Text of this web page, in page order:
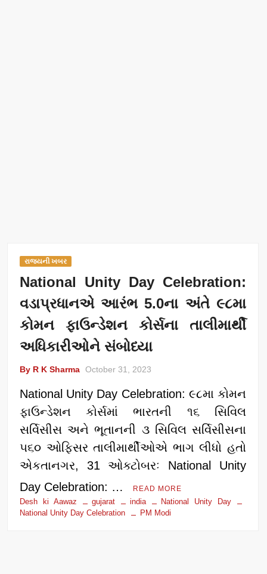
રાજ્યની ખબર
National Unity Day Celebration:
વડાપ્રધાનએ આરંભ 5.0ના અંતે ૯૮મા
કોમન ફાઉન્ડેશન કોર્સના તાલીમાર્થી
અધિકારીઓને સંબોધ્યા
By R K Sharma October 31, 2023
National Unity Day Celebration: ૯૮મા કોમન
ફાઉન્ડેશન કોર્સમાં ભારતની ૧૬ સિવિલ
સર્વિસીસ અને ભૂતાનની ૩ સિવિલ સર્વિસીસના
૫૬૦ ઓફિસર તાલીમાર્થીઓએ ભાગ લીધો હતો
એકતાનગર, 31 ઓક્ટોબરઃ National Unity
Day Celebration: …
READ MORE
Desh ki Aawaz gujarat india
National Unity Day
National Unity Day Celebration
PM Modi